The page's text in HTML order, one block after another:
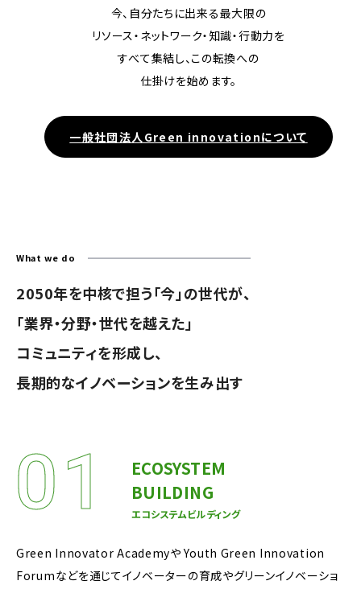
今、自分たちに出来る最大限の
リソース・ネットワーク・知識・行動力を
すべて集結し、この転換への
仕掛けを始めます。
一般社団法人Green innovationについて
What we do
2050年を中核で担う「今」の世代が、
「業界・分野・世代を越えた」
コミュニティを形成し、
長期的なイノベーションを生み出す
ECOSYSTEM
BUILDING
エコシステムビルディング
Green Innovator Academyや Youth Green Innovation
Forumなどを通じてイノベーターの育成やグリーンイノベーショ